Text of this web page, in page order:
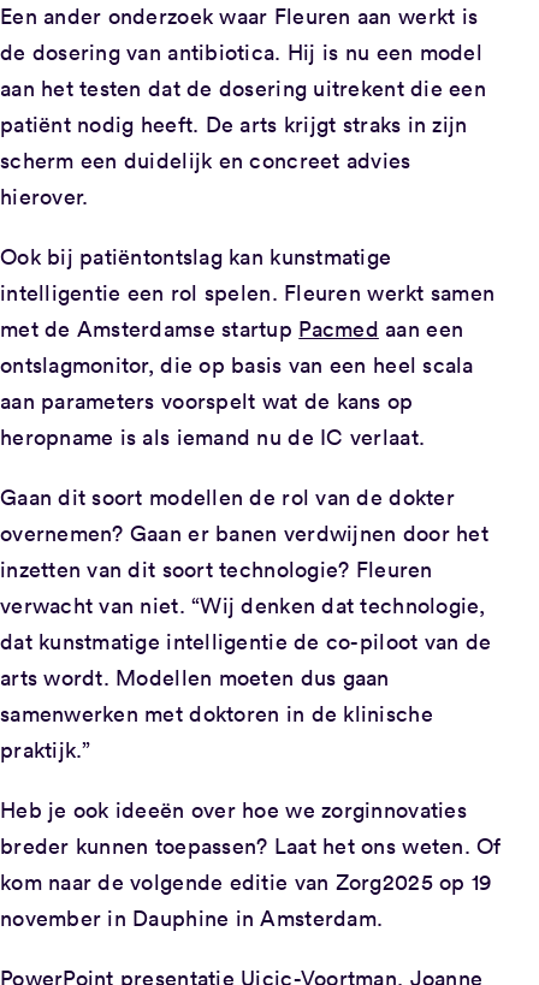
Een ander onderzoek waar Fleuren aan werkt is
de dosering van antibiotica. Hij is nu een model
aan het testen dat de dosering uitrekent die een
patiënt nodig heeft. De arts krijgt straks in zijn
scherm een duidelijk en concreet advies
hierover.
Ook bij patiëntontslag kan kunstmatige
intelligentie een rol spelen. Fleuren werkt samen
met de Amsterdamse startup Pacmed aan een
ontslagmonitor, die op basis van een heel scala
aan parameters voorspelt wat de kans op
heropname is als iemand nu de IC verlaat.
Gaan dit soort modellen de rol van de dokter
overnemen? Gaan er banen verdwijnen door het
inzetten van dit soort technologie? Fleuren
verwacht van niet. “Wij denken dat technologie,
dat kunstmatige intelligentie de co-piloot van de
arts wordt. Modellen moeten dus gaan
samenwerken met doktoren in de klinische
praktijk.”
Heb je ook ideeën over hoe we zorginnovaties
breder kunnen toepassen? Laat het ons weten. Of
kom naar de volgende editie van Zorg2025 op 19
november in Dauphine in Amsterdam.
PowerPoint presentatie Ujcic-Voortman, Joanne